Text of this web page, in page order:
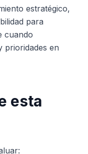
estratégico,
para
cuando
prioridades en
esta